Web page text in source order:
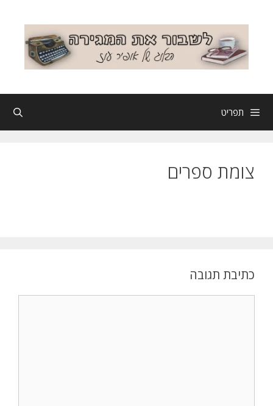
תפריט
צומת ספרים
כתיבת תגובה